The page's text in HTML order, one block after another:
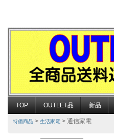
TOP OUTLET品 新品
特価商品 > 生活家電 > 通信家電